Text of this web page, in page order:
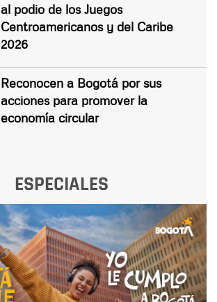
al podio de los Juegos
Centroamericanos y del Caribe
2026
Reconocen a Bogotá por sus
acciones para promover la
economía circular
ESPECIALES